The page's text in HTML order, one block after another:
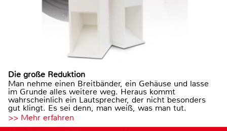
Die große Reduktion
Man nehme einen Breitbänder, ein Gehäuse und lasse
im Grunde alles weitere weg. Heraus kommt
wahrscheinlich ein Lautsprecher, der nicht besonders
gut klingt. Es sei denn, man weiß, was man tut.
>> Mehr erfahren